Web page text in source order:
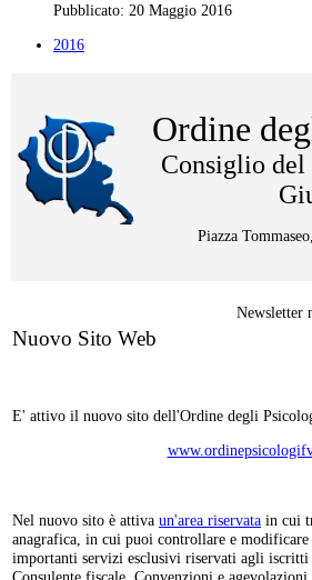
Pubblicato: 20 Maggio 2016
2016
Ordine
Consiglio
Piazza
Newsletter
Nuovo Sito Web
E' attivo il nuovo sito dell'Ordine degli
Nel nuovo sito è attiva un'area riservata in cui
anagrafica, in cui puoi controllare e
importanti servizi esclusivi riservati agli iscritti